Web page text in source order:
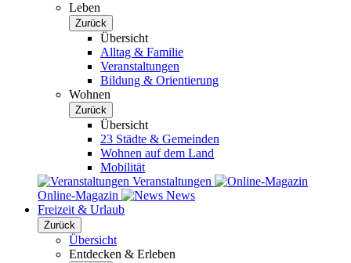
Leben
Zurück
Übersicht
Alltag & Familie
Veranstaltungen
Bildung & Orientierung
Wohnen
Zurück
Übersicht
23 Städte & Gemeinden
Wohnen auf dem Land
Mobilität
Veranstaltungen
Online-Magazin
News
Freizeit & Urlaub
Zurück
Übersicht
Entdecken & Erleben